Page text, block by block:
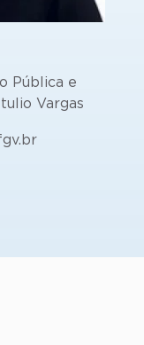
Pública e
Vargas